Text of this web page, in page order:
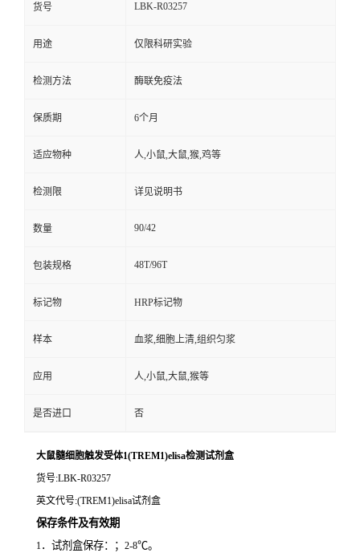
货号 LBK-R03257
用途 仅限科研实验
检测方法 酶联免疫法
保质期 6个月
适应物种 人,小鼠,大鼠,猴,鸡等
检测限 详见说明书
数量 90/42
包装规格 48T/96T
标记物 HRP标记物
样本 血浆,细胞上清,组织匀浆
应用 人,小鼠,大鼠,猴等
是否进口 否
大鼠髓细胞触发受体1(TREM1)elisa检测试剂盒
货号:LBK-R03257
英文代号:(TREM1)elisa试剂盒
保存条件及有效期
1．试剂盒保存：； 2-8℃。